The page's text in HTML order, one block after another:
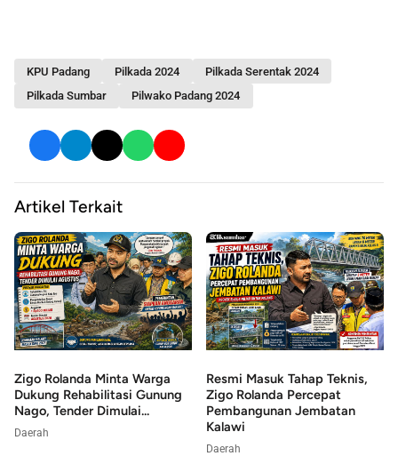
KPU Padang Pilkada 2024
Pilkada Serentak 2024
Pilkada Sumbar
Pilwako Padang 2024
Artikel Terkait
Zigo Rolanda Minta Warga
Dukung Rehabilitasi Gunung
Nago, Tender Dimulai...
Daerah
Resmi Masuk Tahap Teknis,
Zigo Rolanda Percepat
Pembangunan Jembatan
Kalawi
Daerah